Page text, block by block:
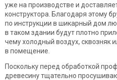
уже на производстве и
конструктора. Благодаря этому
по инструкции в шикарный дом
в таком здании будут плотно
чему холодный воздух, сквозняк
в помещение.
Поскольку перед обработкой
древесину тщательно